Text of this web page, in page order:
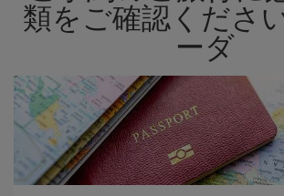
類をご確認くださ
ーダ